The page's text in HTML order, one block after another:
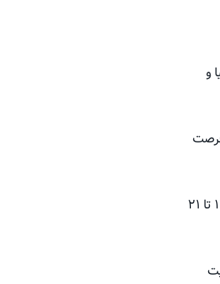
و
فرصت
این مقام ارشد انتظامی ادامه داد که مدت خدمت سربازی برای امریه‌ها ۲۴ ماه و در سایر مناطق اعم از عملیاتی، درگیر و عادی و … از ۱۴ تا ۲۱